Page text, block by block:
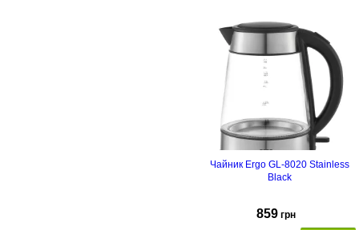
Чайник Ergo GL-8020 Stainless
Black
859 грн